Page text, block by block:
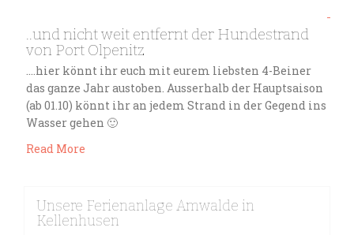
Nov. 5
Ferienmensch
..und nicht weit entfernt der Hundestrand
von Port Olpenitz
….hier könnt ihr euch mit eurem liebsten 4-Beiner
das ganze Jahr austoben. Ausserhalb der Hauptsaison
(ab 01.10) könnt ihr an jedem Strand in der Gegend ins
Wasser gehen 🙂
Read More
Unsere Ferienanlage Amwalde in
Kellenhusen